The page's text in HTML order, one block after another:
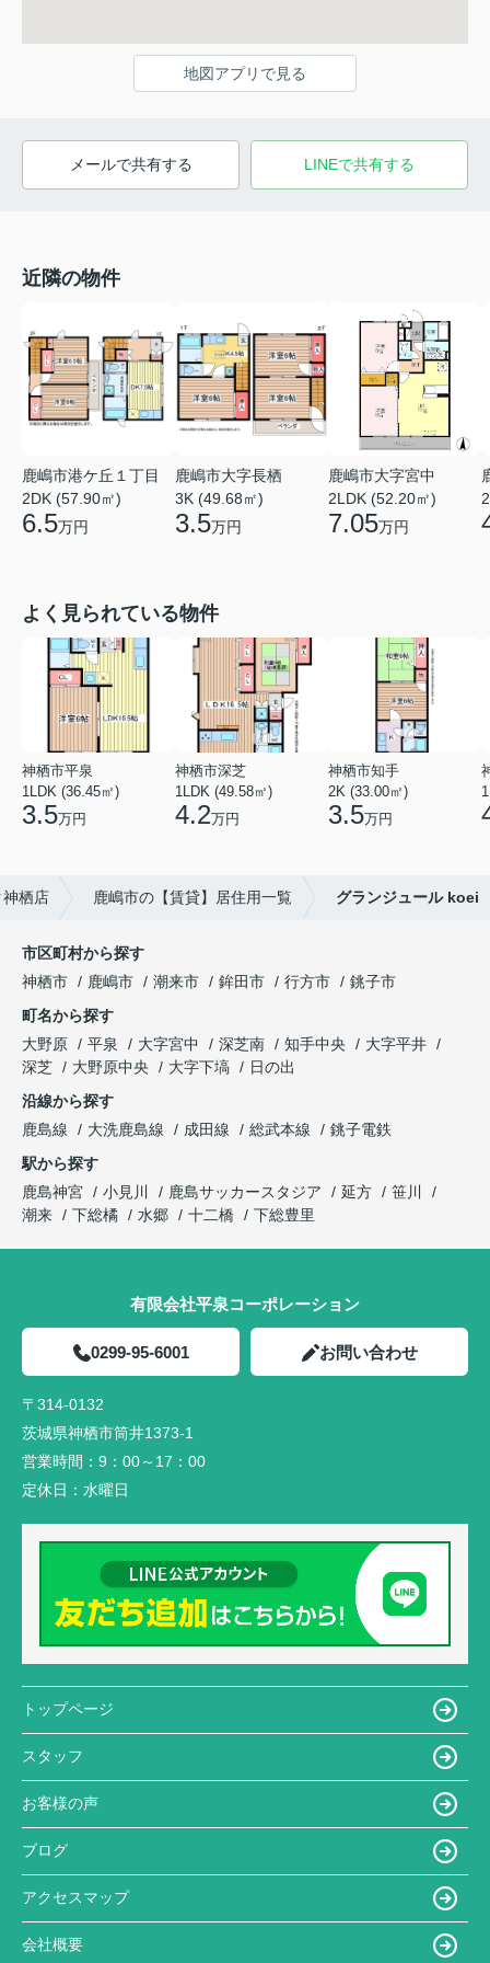
地図アプリで見る
メールで共有する LINEで共有する
近隣の物件
鹿嶋市港ケ丘１丁目
2DK (57.90㎡)
6.5万円
鹿嶋市大字長栖
3K (49.68㎡)
3.5万円
鹿嶋市大字宮中
2LDK (52.20㎡)
7.05万円
よく見られている物件
神栖市平泉
1LDK (36.45㎡)
3.5万円
神栖市深芝
1LDK (49.58㎡)
4.2万円
神栖市知手
2K (33.00㎡)
3.5万円
栖店 鹿嶋市の【賃貸】居住用一覧 グランジュール koei
市区町村から探す
神栖市
鹿嶋市 潮来市 鉾田市 行方市
銚子市
町名から探す
大野原
平泉 大字宮中 深芝南 知手中央
大字平井
深芝
大野原中央 大字下塙
日の出
沿線から探す
鹿島線
大洗鹿島線 成田線 総武本線
銚子電鉄
駅から探す
鹿島神宮
小見川 鹿島サッカースタジア 延方
笹川
潮来
下総橘 水郷 十二橋 下総豊里
有限会社平泉コーポレーション
0299-95-6001 お問い合わせ
〒314-0132
茨城県神栖市筒井1373-1
営業時間： 9：00～17：00
定休日： 水曜日
トップページ
スタッフ
お客様の声
ブログ
アクセスマップ
会社概要